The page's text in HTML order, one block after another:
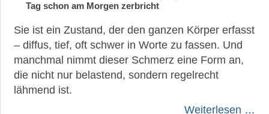
Tag schon am Morgen zerbricht
Sie ist ein Zustand, der den ganzen Körper erfasst
– diffus, tief, oft schwer in Worte zu fassen. Und
manchmal nimmt dieser Schmerz eine Form an,
die nicht nur belastend, sondern regelrecht
lähmend ist.
Weiterlesen …